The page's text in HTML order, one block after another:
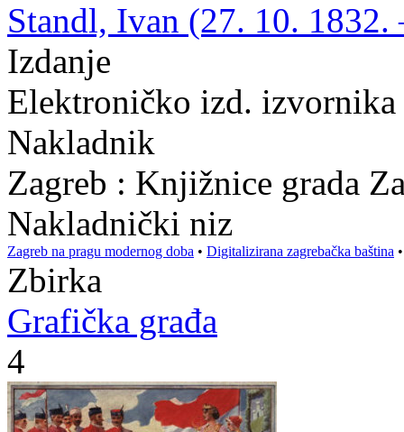
Standl, Ivan (27. 10. 1832.
Izdanje
Elektroničko izd. izvornika
Nakladnik
Zagreb : Knjižnice grada
Nakladnički niz
Zagreb na pragu modernog doba • Digitalizirana zagrebačka baština
Zbirka
Grafička građa
4